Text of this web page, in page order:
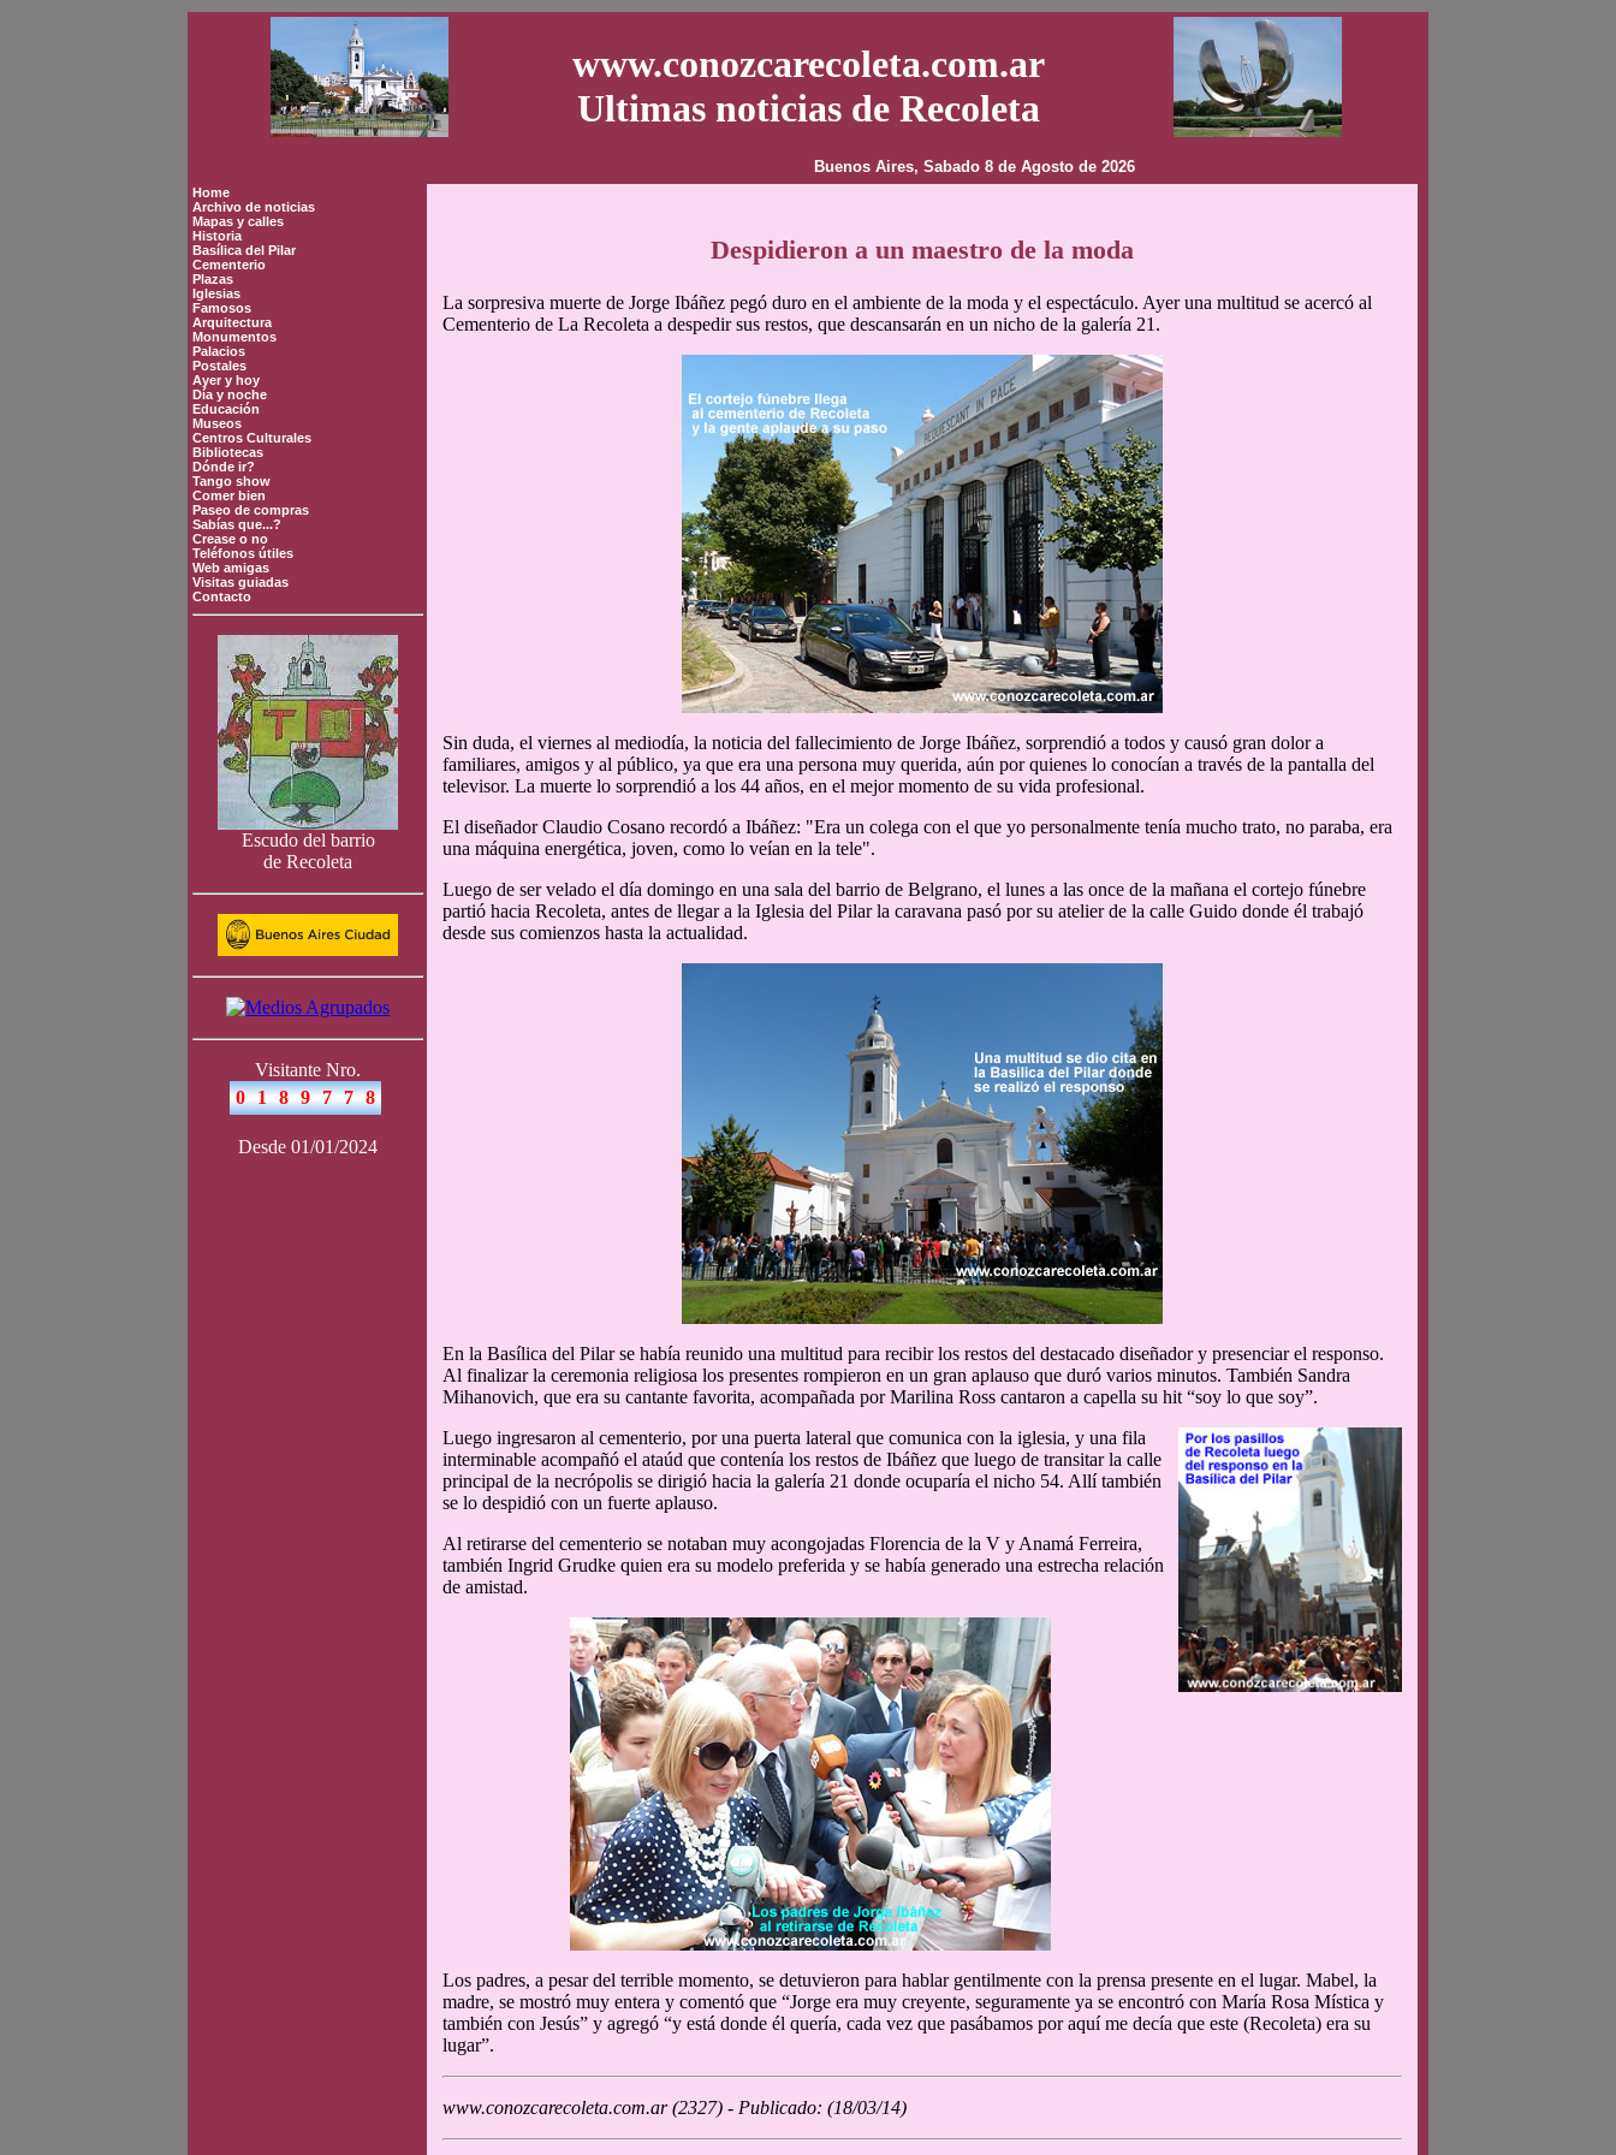
www.conozcarecoleta.com.ar
Ultimas noticias de Recoleta
Buenos Aires, Sabado 8 de Agosto de 2026
Home
Archivo de noticias
Mapas y calles
Historia
Basílica del Pilar
Cementerio
Plazas
Iglesias
Famosos
Arquitectura
Monumentos
Palacios
Postales
Ayer y hoy
Día y noche
Educación
Museos
Centros Culturales
Bibliotecas
Dónde ir?
Tango show
Comer bien
Paseo de compras
Sabías que...?
Crease o no
Teléfonos útiles
Web amigas
Visitas guiadas
Contacto
Escudo del barrio
de Recoleta
Visitante Nro.
Desde 01/01/2024
Despidieron a un maestro de la moda
La sorpresiva muerte de Jorge Ibáñez pegó duro en el ambiente de la moda y el espectáculo. Ayer una multitud se acercó al
Cementerio de La Recoleta a despedir sus restos, que descansarán en un nicho de la galería 21.
Sin duda, el viernes al mediodía, la noticia del fallecimiento de Jorge Ibáñez, sorprendió a todos y causó gran dolor a
familiares, amigos y al público, ya que era una persona muy querida, aún por quienes lo conocían a través de la pantalla del
televisor. La muerte lo sorprendió a los 44 años, en el mejor momento de su vida profesional.
El diseñador Claudio Cosano recordó a Ibáñez: "Era un colega con el que yo personalmente tenía mucho trato, no paraba, era
una máquina energética, joven, como lo veían en la tele".
Luego de ser velado el día domingo en una sala del barrio de Belgrano, el lunes a las once de la mañana el cortejo fúnebre
partió hacia Recoleta, antes de llegar a la Iglesia del Pilar la caravana pasó por su atelier de la calle Guido donde él trabajó
desde sus comienzos hasta la actualidad.
En la Basílica del Pilar se había reunido una multitud para recibir los restos del destacado diseñador y presenciar el responso.
Al finalizar la ceremonia religiosa los presentes rompieron en un gran aplauso que duró varios minutos. También Sandra
Mihanovich, que era su cantante favorita, acompañada por Marilina Ross cantaron a capella su hit “soy lo que soy”.
Luego ingresaron al cementerio, por una puerta lateral que comunica con la iglesia, y una fila
interminable acompañó el ataúd que contenía los restos de Ibáñez que luego de transitar la calle
principal de la necrópolis se dirigió hacia la galería 21 donde ocuparía el nicho 54. Allí también
se lo despidió con un fuerte aplauso.
Al retirarse del cementerio se notaban muy acongojadas Florencia de la V y Anamá Ferreira,
también Ingrid Grudke quien era su modelo preferida y se había generado una estrecha relación
de amistad.
Los padres, a pesar del terrible momento, se detuvieron para hablar gentilmente con la prensa presente en el lugar. Mabel, la
madre, se mostró muy entera y comentó que “Jorge era muy creyente, seguramente ya se encontró con María Rosa Mística y
también con Jesús” y agregó “y está donde él quería, cada vez que pasábamos por aquí me decía que este (Recoleta) era su
lugar”.
www.conozcarecoleta.com.ar (2327) - Publicado: (18/03/14)